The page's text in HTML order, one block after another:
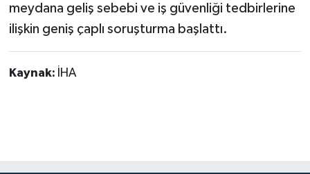
meydana geliş sebebi ve iş güvenliği tedbirlerine
ilişkin geniş çaplı soruşturma başlattı.
Kaynak: İHA